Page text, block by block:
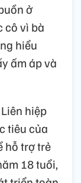
ở
cô vì bà
hiểu
ấm áp và
hiệp
tiêu của
hỗ trợ trẻ
18 tuổi,